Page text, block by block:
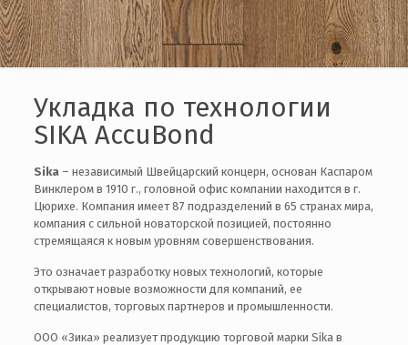
Укладка по технологии
SIKA AccuBond
Sika– независимый Швейцарский концерн, основан Каспаром
Винклером в 1910 г., головной офис компании находится в г.
Цюрихе. Компания имеет 87 подразделений в 65 странах мира,
компания с сильной новаторской позицией, постоянно
стремящаяся к новым уровням совершенствования.
Это означает разработку новых технологий, которые
открывают новые возможности для компаний, ее
специалистов, торговых партнеров и промышленности.
ООО «Зика» реализует продукцию торговой марки Sika в